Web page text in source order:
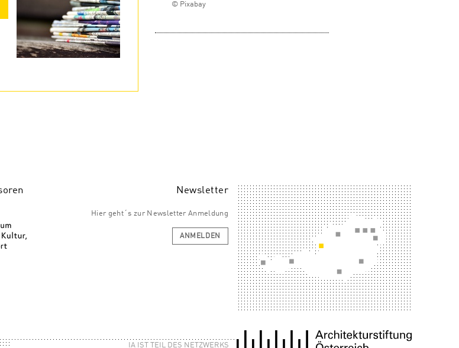
© Pixabay
Newsletter
Hier geht´s zur Newsletter Anmeldung
ANMELDEN
IA IST TEIL DES NETZWERKS